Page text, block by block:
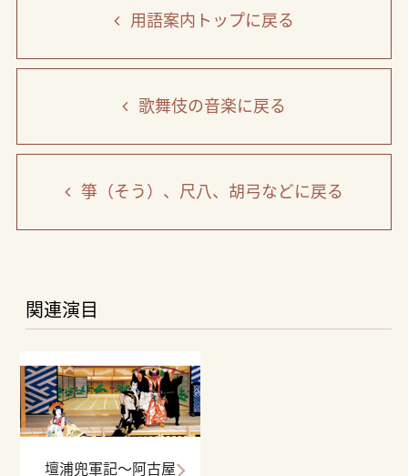
用語案内トップに戻る
歌舞伎の音楽に戻る
箏（そう）、尺八、胡弓などに戻る
関連演目
壇浦兜軍記～阿古屋